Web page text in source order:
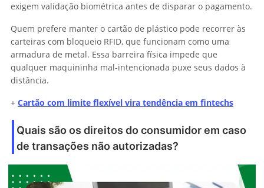
exigem validação biométrica antes de disparar o pagamento.
Quem prefere manter o cartão de plástico pode recorrer às
carteiras com bloqueio RFID, que funcionam como uma
armadura de metal. Essa barreira física impede que
qualquer maquininha mal-intencionada puxe seus dados à
distância.
+ Cartão com limite flexível vira tendência em fintechs
Quais são os direitos do consumidor em caso
de transações não autorizadas?